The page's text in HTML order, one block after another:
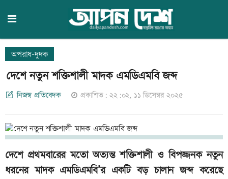
অপরাধ-দুদক
দেশে নতুন শক্তিশালী মাদক এমডিএমবি জব্দ
নিজস্ব প্রতিবেদক প্রকাশিত: ২২:০২, ১১ ডিসেম্বর ২০২৫
দেশে প্রথমবারের মতো অত্যন্ত শক্তিশালী ও বিপজ্জনক নতুন
ধরনের মাদক এমডিএমবি’র একটি বড় চালান জব্দ করেছে